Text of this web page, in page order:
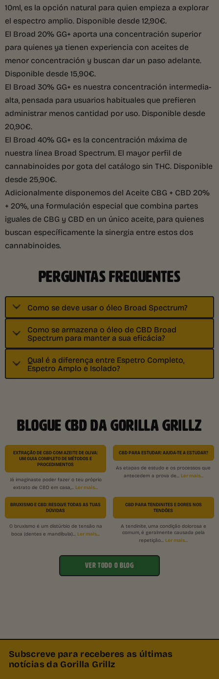
10ml, es la opción natural para quien empieza a explorar
el espectro amplio. Disponible desde 12,90€.
El Broad 20% GG+ aporta una concentración superior
para quienes ya tienen experiencia con aceites de
menor concentración y buscan dar un paso adelante.
Disponible desde 15,90€.
El Broad 30% GG+ es nuestra concentración intermedia-
alta, pensada para usuarios habituales que prefieren
administrar menos cantidad por uso. Disponible desde
20,90€.
El Broad 40% GG+ es la concentración máxima de
nuestra línea Broad Spectrum. El mayor perfil de
cannabinoides por gota del catálogo sin THC. Disponible
desde 25,90€.
Adicionalmente disponemos del Aceite CBG + CBD 20%
+ 20%, una formulación especial que combina partes
iguales de CBG y CBD en un único aceite, para quienes
buscan específicamente la sinergia entre estos dos
cannabinoides.
PERGUNTAS FREQUENTES
Como se deve usar o óleo Broad Spectrum?
Como se armazena o óleo de CBD Broad
Spectrum para manter a sua eficácia?
Qual é a diferença entre Espetro Completo,
Espetro Amplo e Isolado?
BLOGUE CBD DA GORILLA GRILLZ
EXTRAÇÃO DE CBD COM AZEITE DE OLIVA:
UM GUIA COMPLETO DE MÉTODOS E
PROCEDIMENTOS
Já imaginaste poder fazer o teu próprio
extrato de CBD em casa,...Ler mais...
CBD PARA ESTUDAR: AJUDA-TE A ESTUDAR?
As etapas de estudo e os processos que
antecedem a prova de... Ler mais...
BRUXISMO E CBD: RESOLVE TODAS AS TUAS
DÚVIDAS
O bruxismo é um distúrbio de tensão na
boca (dentes e mandíbula)...Ler mais...
CBD PARA TENDINITES E DORES NOS
TENDÕES
A tendinite, uma condição dolorosa e
comum, é geralmente causada pela
repetição...Ler mais...
VER TODO O BLOG
Subscreve para receberes as últimas
notícias da Gorilla Grillz